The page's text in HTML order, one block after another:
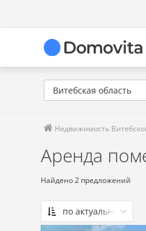
Витебская область
Недвижимость
Аренда
Найдено 2 предложений
по актуальности
По актуальности